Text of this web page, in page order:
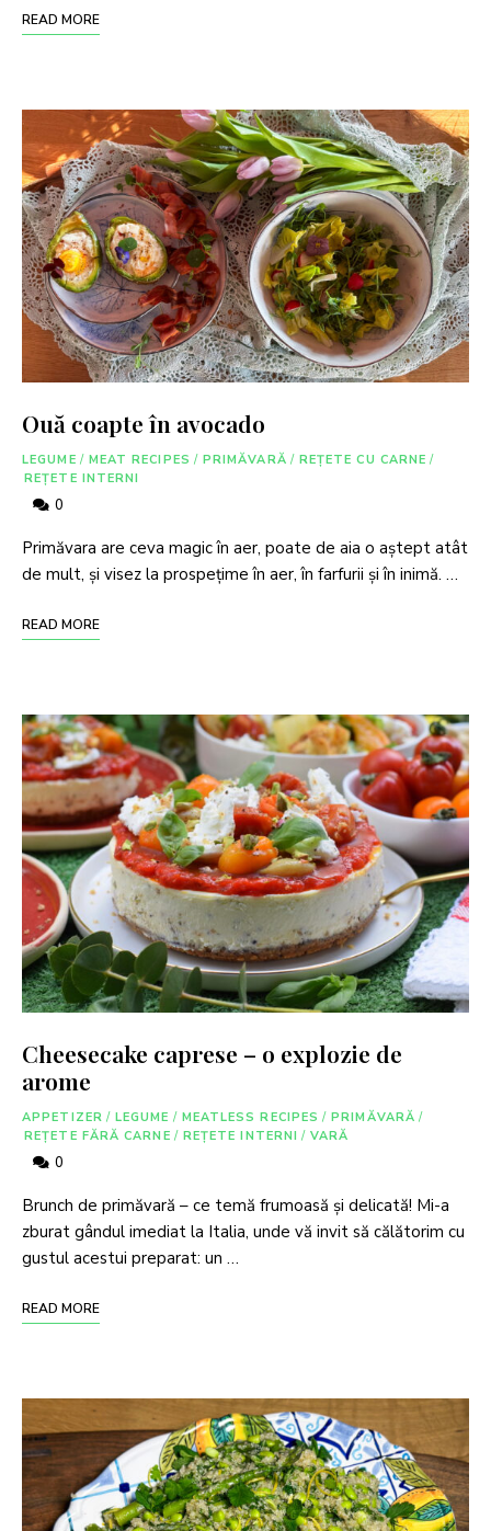
READ MORE
Ouă coapte în avocado
LEGUME / MEAT RECIPES / PRIMĂVARĂ / REȚETE CU CARNE /
REȚETE INTERNI
0
Primăvara are ceva magic în aer, poate de aia o aștept atât
de mult, și visez la prospețime în aer, în farfurii și în inimă. …
READ MORE
Cheesecake caprese – o explozie de
arome
APPETIZER / LEGUME / MEATLESS RECIPES / PRIMĂVARĂ /
REȚETE FĂRĂ CARNE / REȚETE INTERNI / VARĂ
0
Brunch de primăvară – ce temă frumoasă și delicată! Mi-a
zburat gândul imediat la Italia, unde vă invit să călătorim cu
gustul acestui preparat: un …
READ MORE